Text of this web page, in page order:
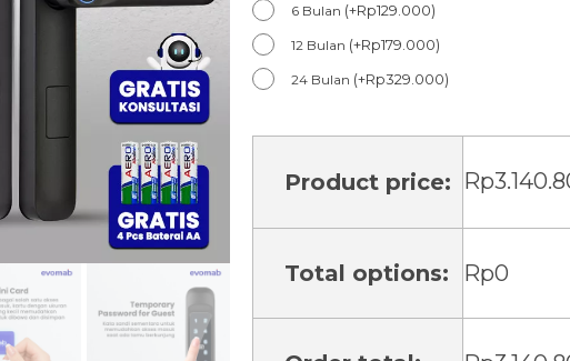
6 Bulan (+Rp129.000)
12 Bulan (+Rp179.000)
24 Bulan (+Rp329.000)
Product price: Rp
Total options: Rp0